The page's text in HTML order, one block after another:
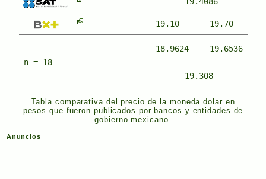
Tabla comparativa del precio de la moneda dolar en
pesos que fueron publicados por bancos y entidades de
gobierno mexicano.
19.10 19.70
n = 18
18.9624 19.6536
19.308
Anuncios